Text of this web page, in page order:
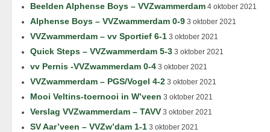
Beelden Alphense Boys – VVZwammerdam 4 oktober 2021
Alphense Boys – VVZwammerdam 0-9 3 oktober 2021
VVZwammerdam – vv Sportief 6-1 3 oktober 2021
Quick Steps – VVZwammerdam 5-3 3 oktober 2021
vv Pernis -VVZwammerdam 0-4 3 oktober 2021
VVZwammerdam – PGS/Vogel 4-2 3 oktober 2021
Mooi Veltins-toernooi in W’veen 3 oktober 2021
Verslag VVZwammerdam – TAVV 3 oktober 2021
SV Aar’veen – VVZw’dam 1-1 3 oktober 2021